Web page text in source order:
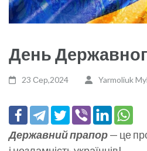
День
23 Сер,2024 Yarmoliuk
Державний прапор— це